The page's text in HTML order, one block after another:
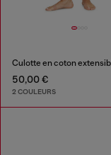
50,00 €
2 COULEURS